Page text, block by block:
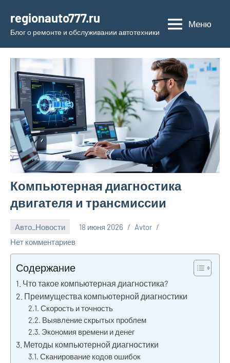
содержимому
regionauto777.ru
Блог о ремонте и обслуживании автотехники
Меню
Компьютерная диагностика
двигателя и трансмиссии
Авто_Новости 18 июня 2026
Avtor
Нет комментариев
Содержание
Что такое компьютерная диагностика?
Преимущества компьютерной диагностики
Скорость и точность
Выявление скрытых проблем
Экономия времени и денег
Методы компьютерной диагностики
Сканирование кодов ошибок